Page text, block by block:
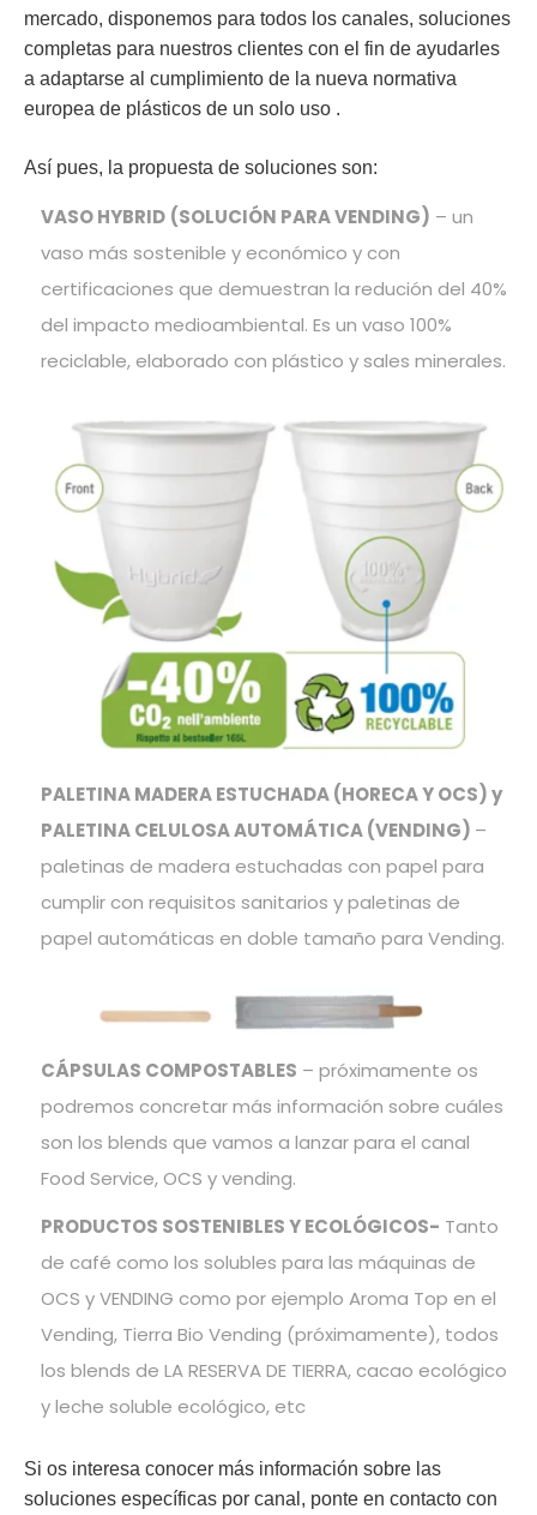
mercado, disponemos para todos los canales, soluciones
completas para nuestros clientes con el fin de ayudarles
a adaptarse al cumplimiento de la nueva normativa
europea de plásticos de un solo uso .
Así pues, la propuesta de soluciones son:
VASO HYBRID (SOLUCIÓN PARA VENDING) – un
vaso más sostenible y económico y con
certificaciones que demuestran la redución del 40%
del impacto medioambiental. Es un vaso 100%
reciclable, elaborado con plástico y sales minerales.
PALETINA MADERA ESTUCHADA (HORECA Y OCS) y
PALETINA CELULOSA AUTOMÁTICA (VENDING) –
paletinas de madera estuchadas con papel para
cumplir con requisitos sanitarios y paletinas de
papel automáticas en doble tamaño para Vending.
CÁPSULAS COMPOSTABLES – próximamente os
podremos concretar más información sobre cuáles
son los blends que vamos a lanzar para el canal
Food Service, OCS y vending.
PRODUCTOS SOSTENIBLES Y ECOLÓGICOS- Tanto
de café como los solubles para las máquinas de
OCS y VENDING como por ejemplo Aroma Top en el
Vending, Tierra Bio Vending (próximamente), todos
los blends de LA RESERVA DE TIERRA, cacao ecológico
y leche soluble ecológico, etc
Si os interesa conocer más información sobre las
soluciones específicas por canal, ponte en contacto con